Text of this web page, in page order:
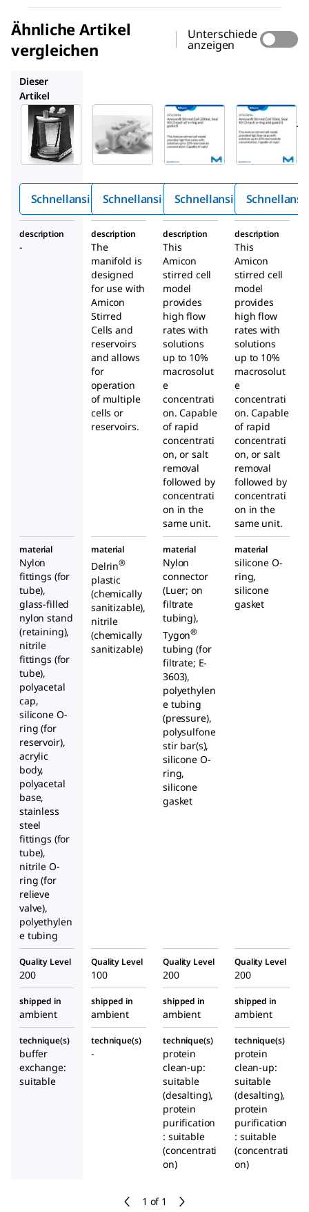
Ähnliche Artikel
vergleichen
Unterschiede
anzeigen
1 of 1
Dieser
Artikel
6028
Amico
n®-
Reser
voir
Schnellansicht
Millipore
6015
Amico
Manif
old
Schnellansicht
Millipore
UFSC200SL
Amicon
Rührzelle,
skit (3 O-
Ringe
und
Dichtung
en)
Schnellansicht
description
-
description
The
manifold is
designed
for use with
Amicon
Stirred
Cells and
reservoirs
and allows
for
operation
of multiple
cells or
reservoirs.
description
This
Amicon
stirred cell
model
provides
high flow
rates with
solutions
up to 10%
macrosolut
e
concentrati
on. Capable
of rapid
concentrati
on, or salt
removal
followed by
concentrati
on in the
same unit.
description
This
Amicon
stirred cell
model
provides
high flow
rates with
solutions
up to 10%
macrosolut
e
concentrati
on. Capable
of rapid
concentrati
on, or salt
removal
followed by
concentrati
on in the
same unit.
material
Nylon
fittings (for
tube),
glass-filled
nylon stand
(retaining),
nitrile
fittings (for
tube),
polyacetal
cap,
silicone O-
ring (for
reservoir),
acrylic
body,
polyacetal
base,
stainless
steel
fittings (for
tube),
nitrile O-
ring (for
relieve
valve),
polyethylen
e tubing
material
Delrin®
plastic
(chemically
sanitizable),
nitrile
(chemically
sanitizable)
material
Nylon
connector
(Luer; on
filtrate
tubing),
Tygon®
tubing (for
filtrate; E-
3603),
polyethylen
e tubing
(pressure),
polysulfone
stir bar(s),
silicone O-
ring,
silicone
gasket
material
silicone O-
ring,
silicone
gasket
Quality Level
200
Quality Level
100
Quality Level
200
Quality Level
200
shipped in
ambient
shipped in
ambient
shipped in
ambient
shipped in
ambient
technique(s)
buffer
exchange:
suitable
technique(s)
-
technique(s)
protein
clean-up:
suitable
(desalting),
protein
purification
: suitable
(concentrati
on)
technique(s)
protein
clean-up:
suitable
(desalting),
protein
purification
: suitable
(concentrati
on)